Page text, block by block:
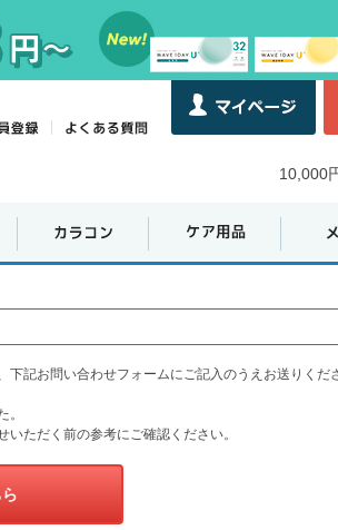
10,000
記お問い合わせフォームにご記入のうえお送りくだ
。
ただく前の参考にご確認ください。